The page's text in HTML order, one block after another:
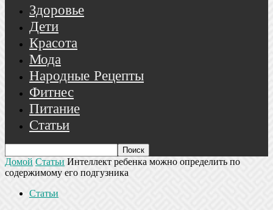
Здоровье
Дети
Красота
Мода
Народные Рецепты
Фитнес
Питание
Статьи
Домой Статьи Интеллект ребенка можно определить по
содержимому его подгузника
Статьи